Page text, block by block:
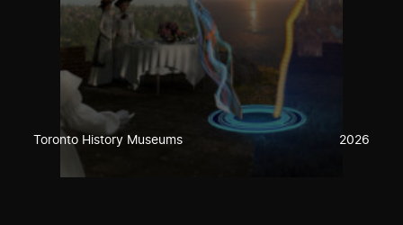
Toronto History Museums 2026